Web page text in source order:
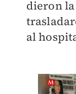
dieron
al